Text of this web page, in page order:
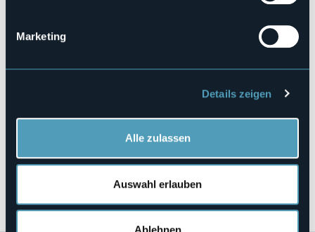
Marketing
Details zeigen
Alle zulassen
Auswahl erlauben
Frazione Verigo
28859 - Trontano (VB)
Öffnen Sie die Karte